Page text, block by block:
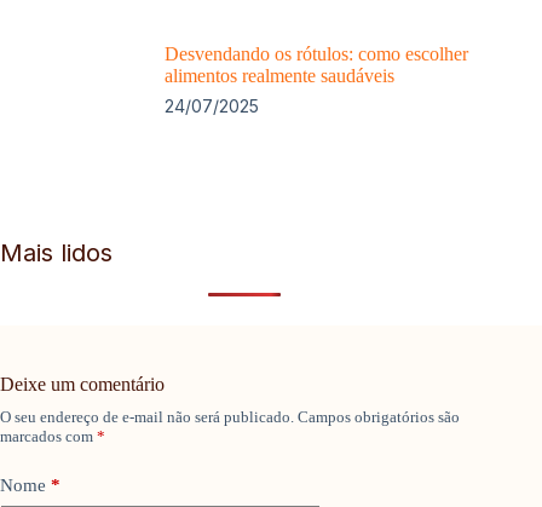
Desvendando os rótulos: como escolher
alimentos realmente saudáveis
24/07/2025
Mais lidos
Deixe um comentário
O seu endereço de e-mail não será publicado. Campos obrigatórios são
marcados com *
Nome *